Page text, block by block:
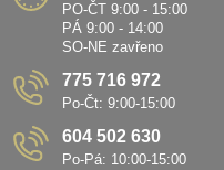
PO-ČT 9:00 - 15:00
PÁ 9:00 - 14:00
SO-NE zavřeno
775 716 972
Po-Čt: 9:00-15:00
604 502 630
Po-Pá: 10:00-15:00